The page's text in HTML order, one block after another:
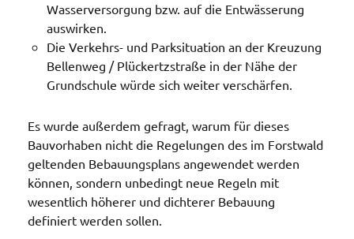
Wasserversorgung bzw. auf die Entwässerung
auswirken.
Die Verkehrs- und Parksituation an der Kreuzung
Bellenweg / Plückertzstraße in der Nähe der
Grundschule würde sich weiter verschärfen.
Es wurde außerdem gefragt, warum für dieses
Bauvorhaben nicht die Regelungen des im Forstwald
geltenden Bebauungsplans angewendet werden
können, sondern unbedingt neue Regeln mit
wesentlich höherer und dichterer Bebauung
definiert werden sollen.